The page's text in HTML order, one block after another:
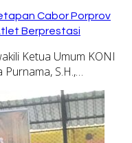
Cabor Porprov
Berprestasi
Ketua Umum KONI
S.H.,…